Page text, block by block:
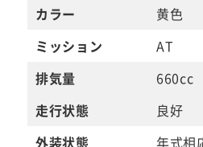
カラー
黄色
ミッション
AT
排気量
660cc
走行状態
良好
外装状態
年式相